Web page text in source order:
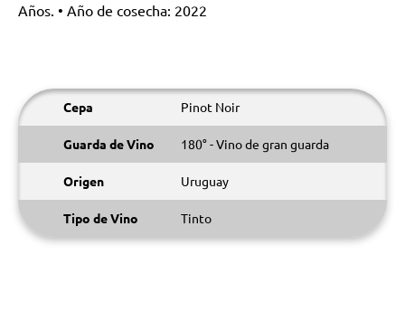
Años. • Año de cosecha: 2022
Cepa Pinot Noir
Guarda de Vino 180° - Vino de gran guarda
Origen Uruguay
Tipo de Vino Tinto